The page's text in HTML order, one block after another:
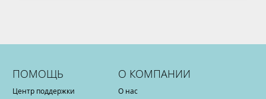
ПОМОЩЬ
Центр поддержки
О КОМПАНИИ
О нас